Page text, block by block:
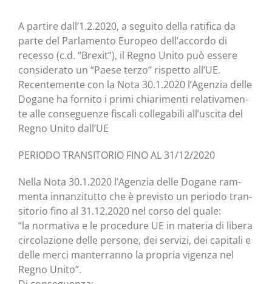
A par­ti­re dall’1.2.2020, a segui­to del­la rati­fi­ca da
par­te del Par­la­men­to Euro­peo dell’accordo di
reces­so (c.d. “Bre­xit”), il Regno Uni­to può esse­re
con­si­de­ra­to un “Pae­se ter­zo” rispet­to all’UE.
Recen­te­men­te con la Nota 30.1.2020 l’Agenzia del­le
Doga­ne ha for­ni­to i pri­mi chia­ri­men­ti rela­ti­va­men­
te alle con­se­guen­ze fisca­li col­le­ga­bi­li all’uscita del
Regno Uni­to dall’UE
PERIODO TRANSITORIO FINO AL 31/12/2020
Nel­la Nota 30.1.2020 l’Agenzia del­le Doga­ne ram­
men­ta innan­zi­tut­to che è pre­vi­sto un perio­do tran­
si­to­rio fino al 31.12.2020 nel cor­so del quale:
“la nor­ma­ti­va e le pro­ce­du­re UE in mate­ria di libe­ra
cir­co­la­zio­ne del­le per­so­ne, dei ser­vi­zi, dei capi­ta­li e
del­le mer­ci man­ter­ran­no la pro­pria vigen­za nel
Regno Unito”.